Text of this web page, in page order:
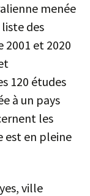
menée
des
et 2020
120 études
à un pays
les
est en pleine
ville